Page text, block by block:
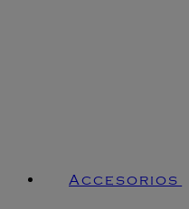
Accesorios